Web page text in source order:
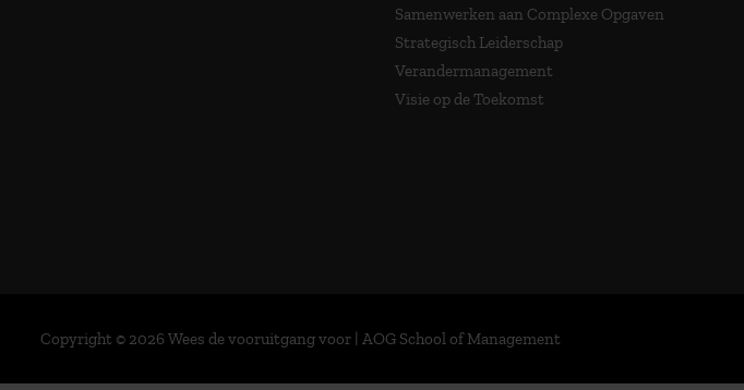
Samenwerken aan Complexe Opgaven
Strategisch Leiderschap
Verandermanagement
Visie op de Toekomst
Copyright © 2026 Wees de vooruitgang voor | AOG School of Management